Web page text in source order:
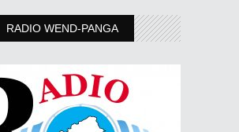
RADIO WEND-PANGA